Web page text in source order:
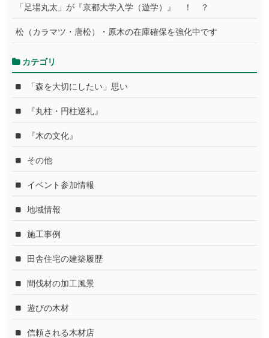
「足場丸太」が『京都大学入学（遊学）』 ！ ？
松（カラマツ・唐松）・原木の在庫確保を強化中です
カテゴリ
「森を大切にしたい」思い
『丸柱・円柱巡礼』
『木の文化』
その他
イベント参加情報
地域情報
施工事例
田舎住宅の建築履歴
間伐材の加工風景
遊びの木材
信頼される木材店